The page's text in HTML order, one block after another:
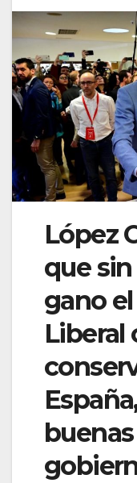
López
que
gano
Liberal